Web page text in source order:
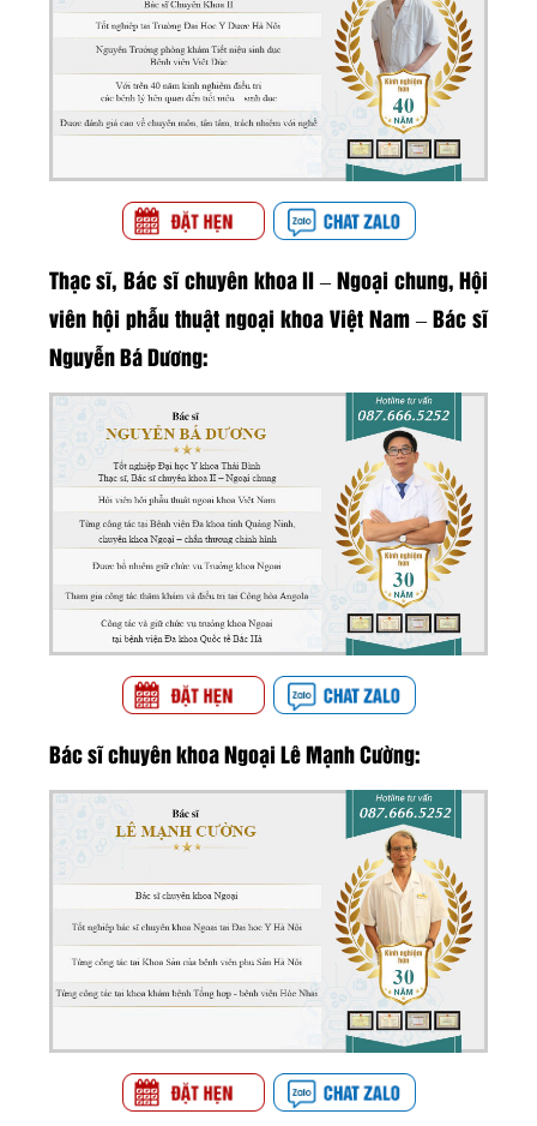
Thạc sĩ, Bác sĩ chuyên khoa II – Ngoại chung, Hội
viên hội phẫu thuật ngoại khoa Việt Nam – Bác sĩ
Nguyễn Bá Dương:
Bác sĩ chuyên khoa Ngoại Lê Mạnh Cường: